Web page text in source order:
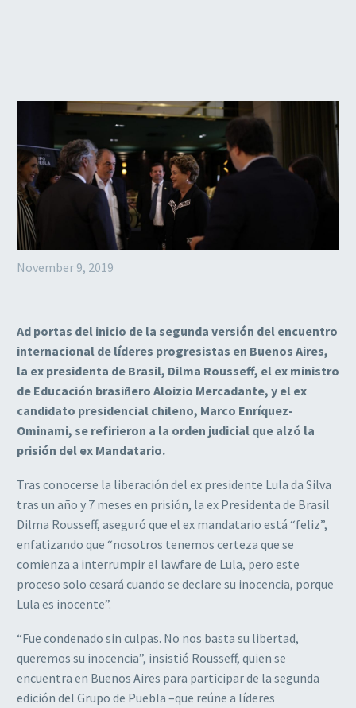
November 9, 2019
Ad portas del inicio de la segunda versión del encuentro
internacional de líderes progresistas en Buenos Aires,
la ex presidenta de Brasil, Dilma Rousseff, el ex ministro
de Educación brasiñero Aloizio Mercadante, y el ex
candidato presidencial chileno, Marco Enríquez-
Ominami, se refirieron a la orden judicial que alzó la
prisión del ex Mandatario.
Tras conocerse la liberación del ex presidente Lula da Silva
tras un año y 7 meses en prisión, la ex Presidenta de Brasil
Dilma Rousseff, aseguró que el ex mandatario está “feliz”,
enfatizando que “nosotros tenemos certeza que se
comienza a interrumpir el lawfare de Lula, pero este
proceso solo cesará cuando se declare su inocencia, porque
Lula es inocente”.
“Fue condenado sin culpas. No nos basta su libertad,
queremos su inocencia”, insistió Rousseff, quien se
encuentra en Buenos Aires para participar de la segunda
edición del Grupo de Puebla –que reúne a líderes